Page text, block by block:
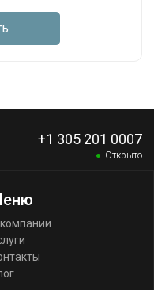
+1 305 201 0007
Открыто